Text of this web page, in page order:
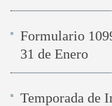
Formulario
31 de Enero
Temporada de